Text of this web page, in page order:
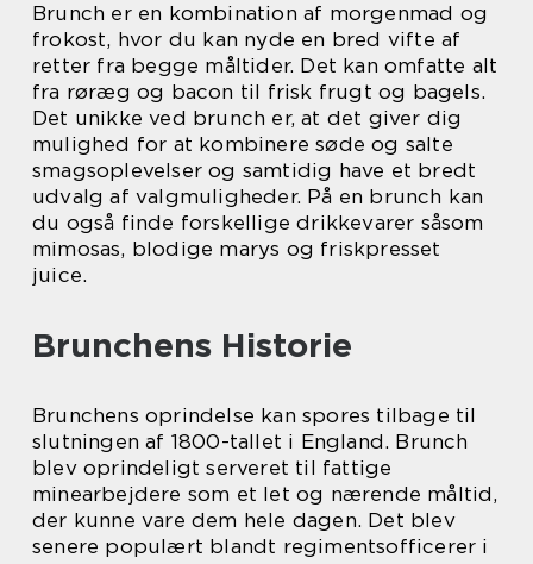
Brunch er en kombination af morgenmad og
frokost, hvor du kan nyde en bred vifte af
retter fra begge måltider. Det kan omfatte alt
fra røræg og bacon til frisk frugt og bagels.
Det unikke ved brunch er, at det giver dig
mulighed for at kombinere søde og salte
smagsoplevelser og samtidig have et bredt
udvalg af valgmuligheder. På en brunch kan
du også finde forskellige drikkevarer såsom
mimosas, blodige marys og friskpresset
juice.
Brunchens Historie
Brunchens oprindelse kan spores tilbage til
slutningen af 1800-tallet i England. Brunch
blev oprindeligt serveret til fattige
minearbejdere som et let og nærende måltid,
der kunne vare dem hele dagen. Det blev
senere populært blandt regimentsofficerer i